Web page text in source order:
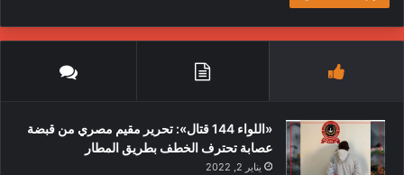
«اللواء 144 قتال»: تحرير مقيم مصري من قبضة
عصابة تحترف الخطف بطريق المطار
يناير 2, 2022